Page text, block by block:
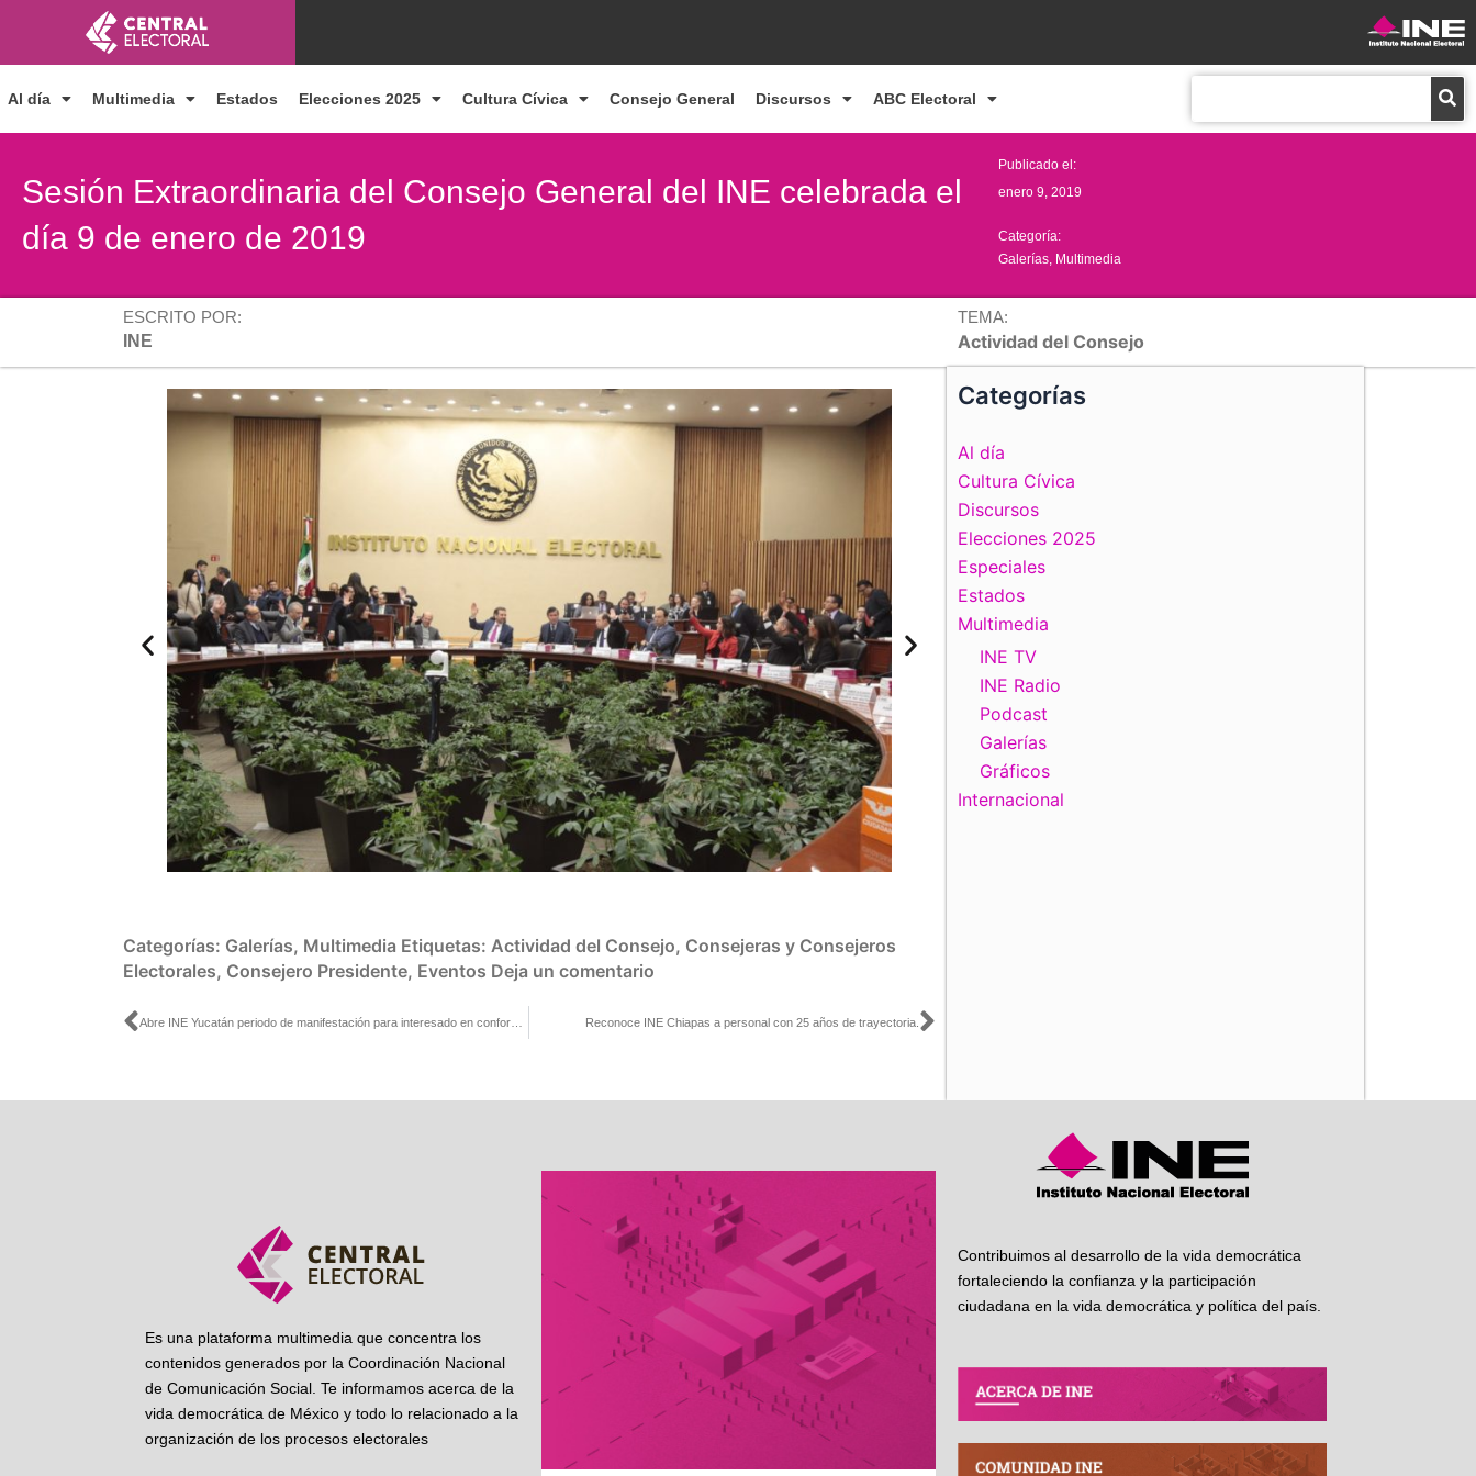
contenido
Al día Multimedia Estados Elecciones 2025 Cultura Cívica Consejo General Discursos ABC Electoral
Sesión Extraordinaria del Consejo General del INE celebrada el
día 9 de enero de 2019
Publicado el:
enero 9, 2019
Categoría:
Galerías Multimedia
ESCRITO POR:
INE
TEMA:
Actividad del Consejo
Categorías: Galerías, Multimedia Etiquetas: Actividad del Consejo, Consejeras y Consejeros
Electorales, Consejero Presidente, Eventos Deja un comentario
Ant Reconoce INE Chiapas a personal con 25 años de trayectoria.Siguiente
Categorías
Al día
Cultura Cívica
Discursos
Elecciones 2025
Especiales
Estados
Multimedia
INE TV
INE Radio
Podcast
Galerías
Gráficos
Internacional
Es una plataforma multimedia que concentra los
contenidos generados por la Coordinación Nacional
de Comunicación Social. Te informamos acerca de la
vida democrática de México y todo lo relacionado a la
organización de los procesos electorales
Contribuimos al desarrollo de la vida democrática
fortaleciendo la confianza y la participación
ciudadana en la vida democrática y política del país.